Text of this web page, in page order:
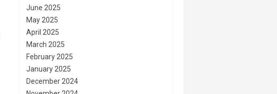
June 2025
May 2025
April 2025
March 2025
February 2025
January 2025
December 2024